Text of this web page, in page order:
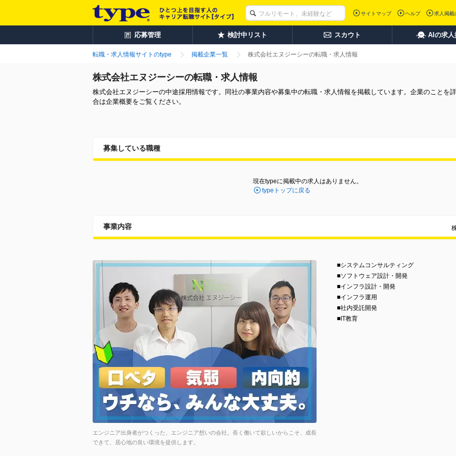
サイトマップ ヘルプ 求人掲載
応募管理 検討中リスト スカウト AIの求人
転職・求人情報サイトのtype 掲載企業一覧 株式会社エヌジーシーの転職・求人情報
株式会社エヌジーシーの転職・求人情報
株式会社エヌジーシーの中途採用情報です。同社の事業内容や募集中の転職・求人情報を掲載しています。企業のことを
合は企業概要をご覧ください。
募集している職種
現在typeに掲載中の求人はありません。
typeトップに戻る
事業内容
エンジニア出身者がつくった、エンジニア想いの会社。長く働いて欲しいからこそ、成長
できて、居心地の良い環境を提供します。
■システムコンサルティング
■ソフトウェア設計・開発
■インフラ設計・開発
■インフラ運用
■社内受託開発
■IT教育